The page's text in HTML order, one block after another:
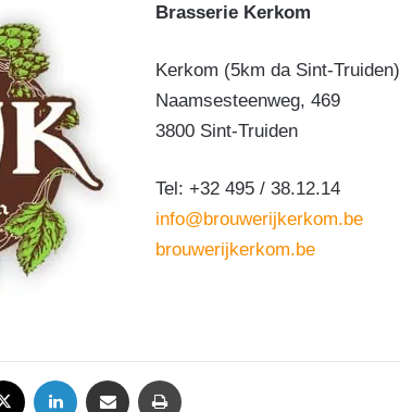
Brasserie Kerkom
Kerkom (5km da Sint-Truiden)
Naamsesteenweg, 469
3800 Sint-Truiden
Tel: +32 495 / 38.12.14
info@brouwerijkerkom.be
brouwerijkerkom.be
LinkedIn Condividi via mail